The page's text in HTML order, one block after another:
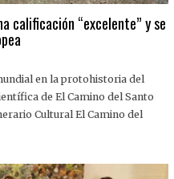
calificación “excelente” y se
en la protohistoria del
de El Camino del Santo
Cultural El Camino del